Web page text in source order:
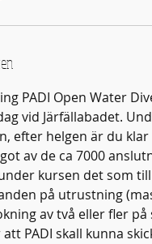
PADI Open Water
vid Järfällabadet.
efter helgen är du
av de ca 7000
kursen det som
på utrustning
av två eller fler
PADI skall kunna